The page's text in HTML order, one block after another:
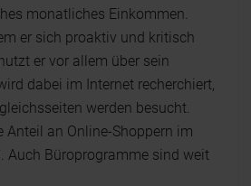
monatliches Einkommen.
er sich proaktiv und kritisch
er vor allem über sein
dabei im Internet recherchiert,
werden besucht.
Anteil an Online-Shoppern im
Auch Büroprogramme sind weit